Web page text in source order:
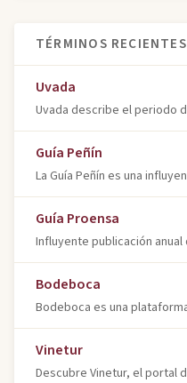
TÉRMINOS RECIENTES
Uvada
Guía Peñín
Guía Proensa
Bodeboca
Vinetur